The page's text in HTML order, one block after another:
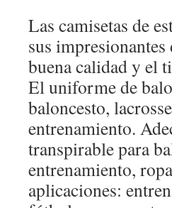
Las camisetas de
sus
buena calidad y el
El uniforme de
baloncesto,
entrenamiento.
transpirable para
entrenamiento,
aplicaciones: